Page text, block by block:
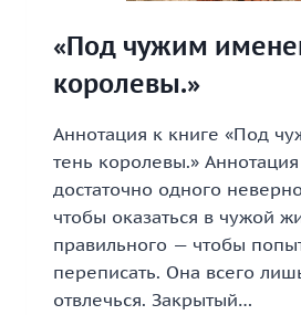
«Под чужим
королевы.»
Аннотация к книге «Под
тень королевы.»
достаточно одного
чтобы оказаться в чужой
правильного — чтобы
переписать. Она всего
отвлечься. Закрытый…